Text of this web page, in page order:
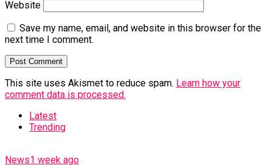
Website
Save my name, email, and website in this browser for the
next time I comment.
This site uses Akismet to reduce spam. Learn how your
comment data is processed.
Latest
Trending
News1 week ago